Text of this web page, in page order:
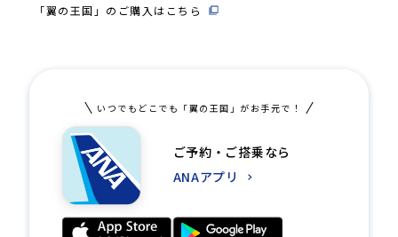
「翼の王国」のご購入はこちら
いつでもどこでも「翼の王国」がお手元で！
ご予約・ご搭乗なら
ANAアプリ